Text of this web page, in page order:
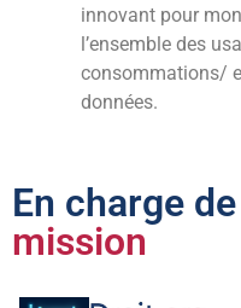
innovant pour
l’ensemble des
consommations/
données.
En charge
mission